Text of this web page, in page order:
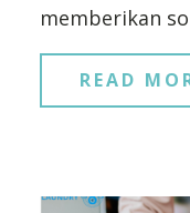
memberikan
READ